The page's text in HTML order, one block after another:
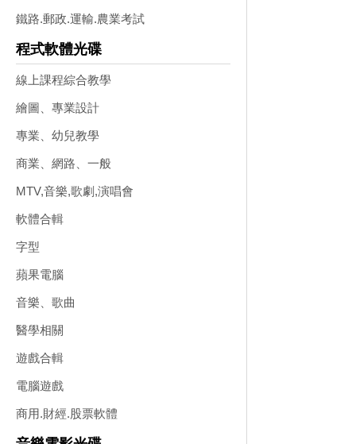
鐵路.郵政.運輸.農業考試
程式軟體光碟
線上課程綜合教學
繪圖、專業設計
專業、幼兒教學
商業、網路、一般
MTV,音樂,歌劇,演唱會
軟體合輯
字型
蘋果電腦
音樂、歌曲
醫學相關
遊戲合輯
電腦遊戲
商用.財經.股票軟體